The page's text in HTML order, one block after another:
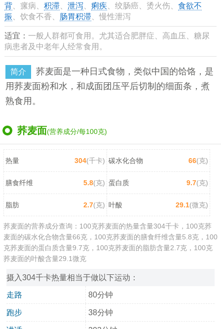
背、瘰病、 积滞、 泄泻、 痢疾、绞肠癌、烫火伤、 食欲不
振、饮食不香、 肠胃积滞、慢性泄泻
适宜： 一般人群都可食用。尤其适合肥胖症、高血压、糖尿
病患者及中老年人经常食用。
简介
荞麦面是一种日式食物，类似中国的饸饹，是
用荞麦面粉和水，和成面团压平后切制的细面条，煮
熟食用。
荞麦面(营养成分/每100克)
热量 304(千卡) 碳水化合物 66(克)
膳食纤维 5.8(克) 蛋白质 9.7(克)
脂肪 2.7(克) 叶酸 29.1(微克)
荞麦面的营养成分查询：100克荞麦面的热量含量304千卡，100克荞
麦面的碳水化合物含量66克，100克荞麦面的膳食纤维含量5.8克，100
克荞麦面的蛋白质含量9.7克，100克荞麦面的脂肪含量2.7克，100克
荞麦面的叶酸含量29.1微克
摄入304千卡热量相当于做以下运动：
走路 80分钟
跑步 38分钟